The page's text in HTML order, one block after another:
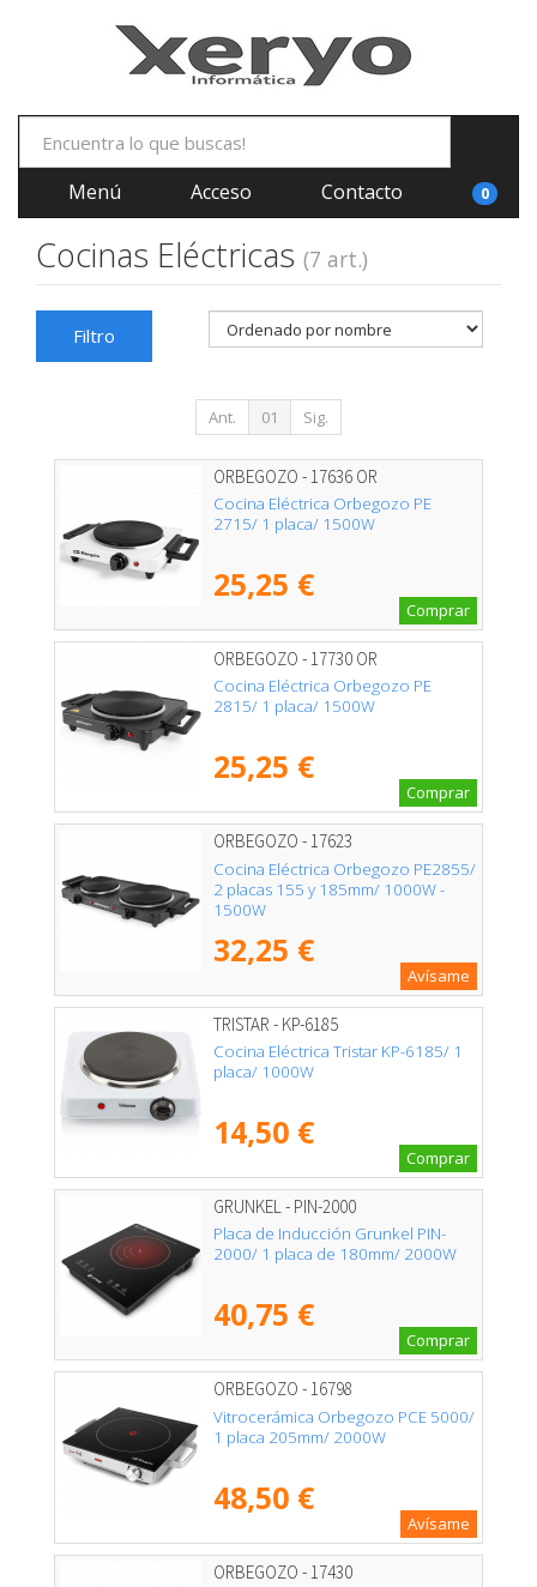
Menú Acceso Contacto 0
Cocinas Eléctricas (7 art.)
Filtro
Ant. 01 Sig.
ORBEGOZO - 17636 OR
Cocina Eléctrica Orbegozo PE
2715/ 1 placa/ 1500W
25,25 €
Comprar
ORBEGOZO - 17730 OR
Cocina Eléctrica Orbegozo PE
2815/ 1 placa/ 1500W
25,25 €
Comprar
ORBEGOZO - 17623
Cocina Eléctrica Orbegozo PE2855/
2 placas 155 y 185mm/ 1000W -
1500W
32,25 €
Avísame
TRISTAR - KP-6185
Cocina Eléctrica Tristar KP-6185/ 1
placa/ 1000W
14,50 €
Comprar
GRUNKEL - PIN-2000
Placa de Inducción Grunkel PIN-
2000/ 1 placa de 180mm/ 2000W
40,75 €
Comprar
ORBEGOZO - 16798
Vitrocerámica Orbegozo PCE 5000/
1 placa 205mm/ 2000W
48,50 €
Avísame
ORBEGOZO - 17430